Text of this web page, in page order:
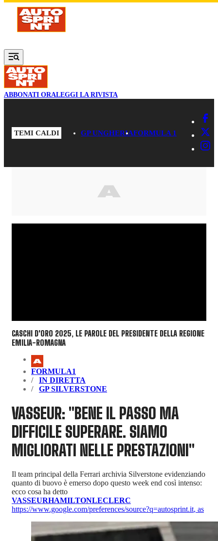
Vai al contenuto principale
ABBONATI ORALEGGI LA RIVISTA
TEMI CALDI GP UNGHERIAFORMULA 1
CASCHI D'ORO 2025, LE PAROLE DEL PRESIDENTE DELLA REGIONE
EMILIA-ROMAGNA
FORMULA1
IN DIRETTA
GP SILVERSTONE
VASSEUR: "BENE IL PASSO MA
DIFFICILE SUPERARE. SIAMO
MIGLIORATI NELLE PRESTAZIONI"
Il team principal della Ferrari archivia Silverstone evidenziando
quanto di buovo è emerso dopo questo week end così intenso:
ecco cosa ha detto
VASSEURHAMILTONLECLERC
https://www.google.com/preferences/source?q=autosprint.it, as